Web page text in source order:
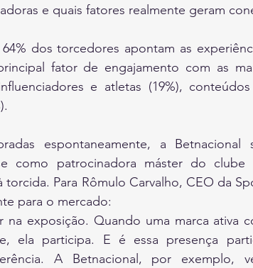
e quais fatores realmente geram
dos torcedores apontam as
fator de engajamento com as
e atletas (19%),
espontaneamente, a Betnacional
como patrocinadora máster do clube
torcida. Para Rômulo Carvalho, CEO da
para o mercado:
na exposição. Quando uma marca ativa
ela participa. E é essa presença
A Betnacional, por exemplo,